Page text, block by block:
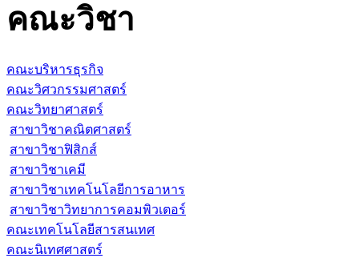
คณะวิชา
คณะบริหารธุรกิจ
คณะวิศวกรรมศาสตร์
คณะวิทยาศาสตร์
สาขาวิชาคณิตศาสตร์
สาขาวิชาฟิสิกส์
สาขาวิชาเคมี
สาขาวิชาเทคโนโลยีการอาหาร
สาขาวิชาวิทยาการคอมพิวเตอร์
คณะเทคโนโลยีสารสนเทศ
คณะนิเทศศาสตร์